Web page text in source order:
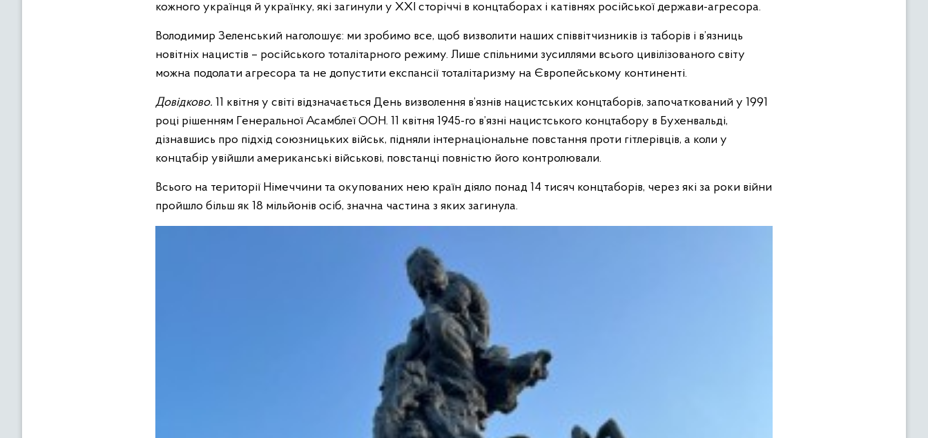
кожного українця й українку, які загинули у XXI сторіччі в концтаборах і катівнях російської держави-агресора.
Володимир Зеленський наголошує: ми зробимо все, щоб визволити наших співвітчизників із таборів і в’язниць
новітніх нацистів – російського тоталітарного режиму. Лише спільними зусиллями всього цивілізованого світу
можна подолати агресора та не допустити експансії тоталітаризму на Європейському континенті.
Довідково. 11 квітня у світі відзначається День визволення в’язнів нацистських концтаборів, започаткований у 1991
році рішенням Генеральної Асамблеї ООН. 11 квітня 1945-го в’язні нацистського концтабору в Бухенвальді,
дізнавшись про підхід союзницьких військ, підняли інтернаціональне повстання проти гітлерівців, а коли у
концтабір увійшли американські військові, повстанці повністю його контролювали.
Всього на території Німеччини та окупованих нею країн діяло понад 14 тисяч концтаборів, через які за роки війни
пройшло більш як 18 мільйонів осіб, значна частина з яких загинула.